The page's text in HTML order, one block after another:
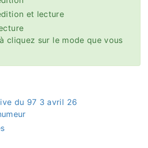
et lecture
cliquez sur le mode que vous
du 97 3 avril 26